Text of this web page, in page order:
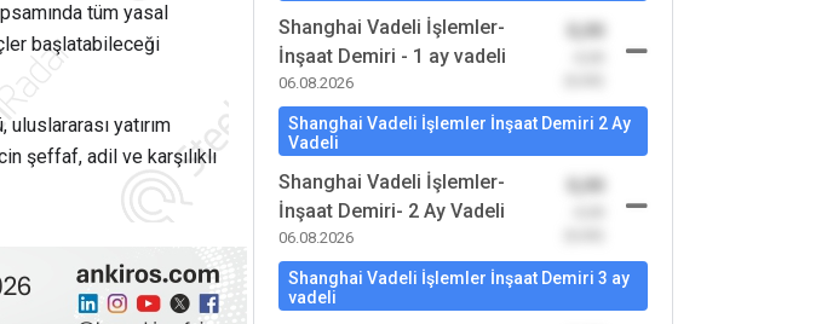
tüm yasal
başlatabileceği
yatırım
şeffaf, adil ve karşılıklı
Shanghai Vadeli İşlemler-
İnşaat Demiri - 1 ay vadeli
06.08.2026
0,00
Shanghai Vadeli İşlemler İnşaat Demiri 2 Ay
Vadeli
Shanghai Vadeli İşlemler-
İnşaat Demiri- 2 Ay Vadeli
06.08.2026
0,00
Shanghai Vadeli İşlemler İnşaat Demiri 3 ay
vadeli